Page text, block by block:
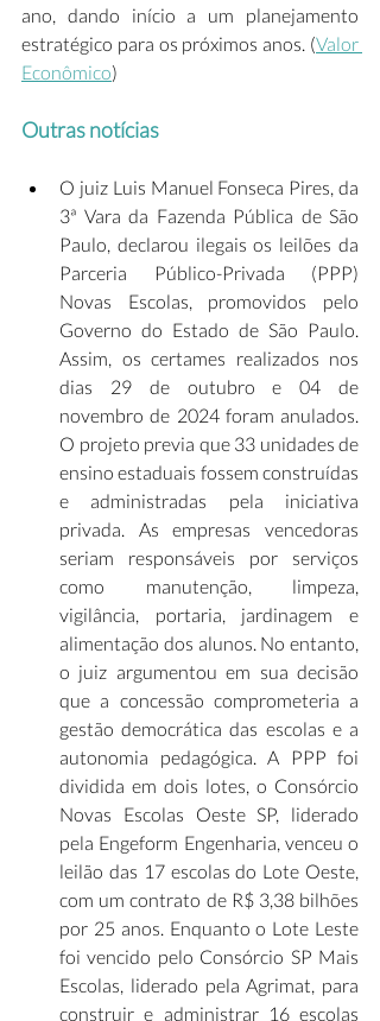
ano, dando início a um planejamento
estratégico para os próximos anos. (Valor
Econômico)
Outras notícias
O juiz Luis Manuel Fonseca Pires, da
3ª Vara da Fazenda Pública de São
Paulo, declarou ilegais os leilões da
Parceria Público-Privada (PPP)
Novas Escolas, promovidos pelo
Governo do Estado de São Paulo.
Assim, os certames realizados nos
dias 29 de outubro e 04 de
novembro de 2024 foram anulados.
O projeto previa que 33 unidades de
ensino estaduais fossem construídas
e administradas pela iniciativa
privada. As empresas vencedoras
seriam responsáveis por serviços
como manutenção, limpeza,
vigilância, portaria, jardinagem e
alimentação dos alunos. No entanto,
o juiz argumentou em sua decisão
que a concessão comprometeria a
gestão democrática das escolas e a
autonomia pedagógica. A PPP foi
dividida em dois lotes, o Consórcio
Novas Escolas Oeste SP, liderado
pela Engeform Engenharia, venceu o
leilão das 17 escolas do Lote Oeste,
com um contrato de R$ 3,38 bilhões
por 25 anos. Enquanto o Lote Leste
foi vencido pelo Consórcio SP Mais
Escolas, liderado pela Agrimat, para
construir e administrar 16 escolas